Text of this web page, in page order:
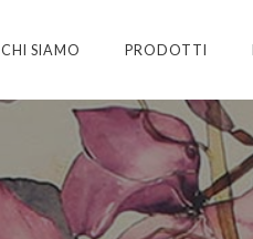
CHI SIAMO PRODOTTI